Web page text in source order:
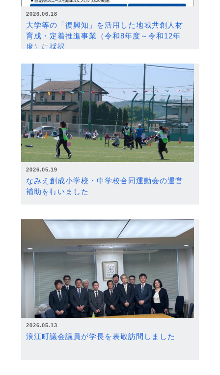
2026.06.18
大学等の「復興知」を活用した地域共創人材
育成・定着推進事業（令和8年度～令和12年
度）に採択
2026.05.19
なみえ創成小学校・中学校合同運動会の運営
補助を行いました
2026.05.13
浪江町議会議員が学長を表敬訪問しました